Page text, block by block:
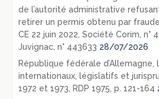
de l’autorité administrative
retirer un permis obtenu par
CE 22 juin 2022, Société Corim, n°
Juvignac, n° 443633 28/07/2026
République fédérale
internationaux, législatifs et
1972 et 1973, RDP 1975, p. 121-164